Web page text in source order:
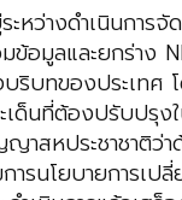
างดำเนินการ
อมูลและยกร่า
ทของประเทศ
ด็นที่ต้องปรับ
าสหประชาชา
การนโยบายก